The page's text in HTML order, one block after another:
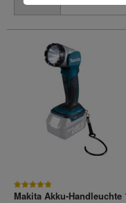
Makita Akku-Handleuchte